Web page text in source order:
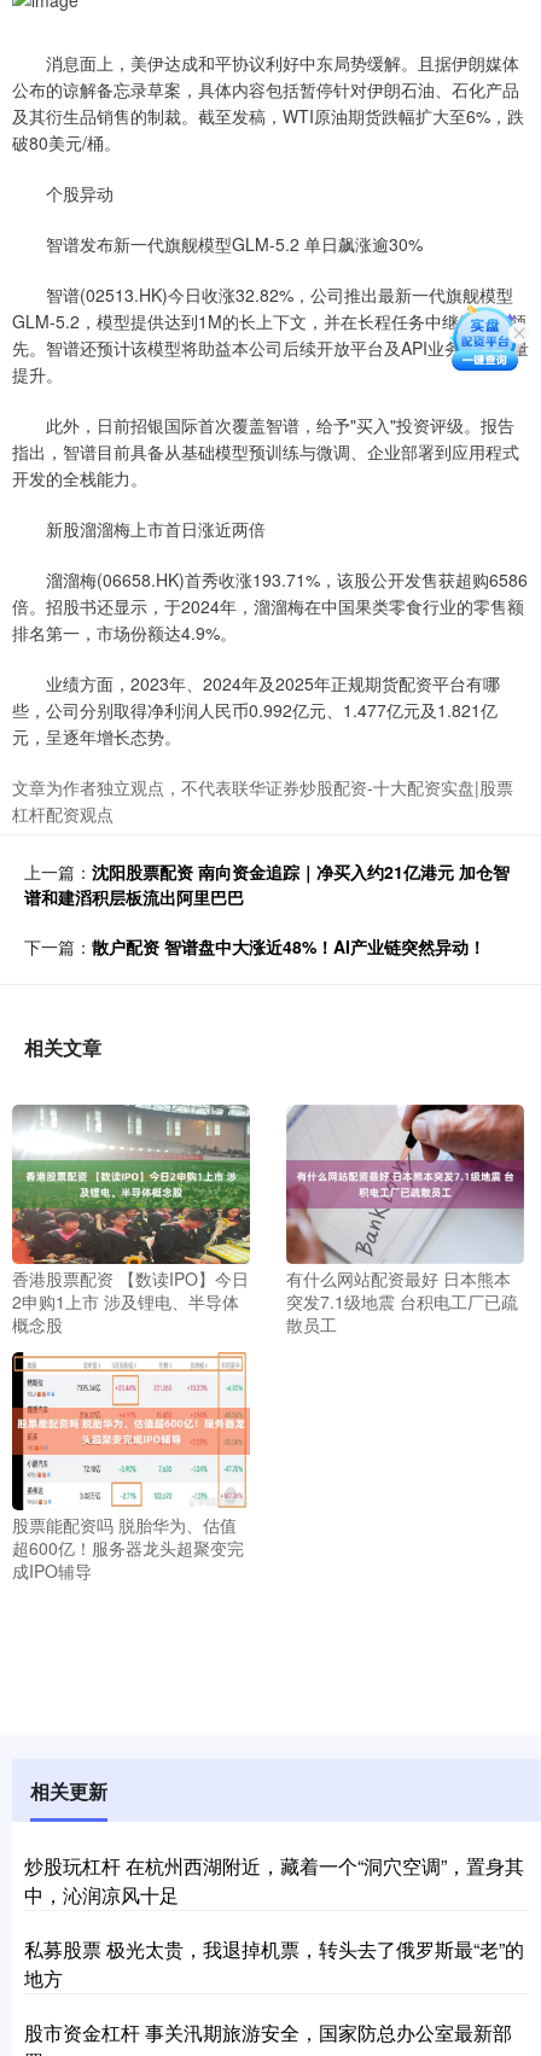
消息面上，美伊达成和平协议利好中东局势缓解。且据伊朗媒体
公布的谅解备忘录草案，具体内容包括暂停针对伊朗石油、石化产品
及其衍生品销售的制裁。截至发稿，WTI原油期货跌幅扩大至6%，跌
破80美元/桶。
个股异动
智谱发布新一代旗舰模型GLM-5.2 单日飙涨逾30%
智谱(02513.HK)今日收涨32.82%，公司推出最新一代旗舰模型
GLM-5.2，模型提供达到1M的长上下文，并在长程任务中继续保持领
先。智谱还预计该模型将助益本公司后续开放平台及API业务的调用量
提升。
此外，日前招银国际首次覆盖智谱，给予"买入"投资评级。报告
指出，智谱目前具备从基础模型预训练与微调、企业部署到应用程式
开发的全栈能力。
新股溜溜梅上市首日涨近两倍
溜溜梅(06658.HK)首秀收涨193.71%，该股公开发售获超购6586
倍。招股书还显示，于2024年，溜溜梅在中国果类零食行业的零售额
排名第一，市场份额达4.9%。
业绩方面，2023年、2024年及2025年正规期货配资平台有哪
些，公司分别取得净利润人民币0.992亿元、1.477亿元及1.821亿
元，呈逐年增长态势。
文章为作者独立观点，不代表联华证券炒股配资-十大配资实盘|股票
杠杆配资观点
上一篇： 沈阳股票配资 南向资金追踪｜净买入约21亿港元 加仓智
谱和建滔积层板流出阿里巴巴
下一篇： 散户配资 智谱盘中大涨近48%！AI产业链突然异动！
相关文章
香港股票配资 【数读IPO】今日
2申购1上市 涉及锂电、半导体
概念股
有什么网站配资最好 日本熊本
突发7.1级地震 台积电工厂已疏
散员工
股票能配资吗 脱胎华为、估值
超600亿！服务器龙头超聚变完
成IPO辅导
相关更新
炒股玩杠杆 在杭州西湖附近，藏着一个“洞穴空调”，置身其
中，沁润凉风十足
私募股票 极光太贵，我退掉机票，转头去了俄罗斯最“老”的
地方
股市资金杠杆 事关汛期旅游安全，国家防总办公室最新部